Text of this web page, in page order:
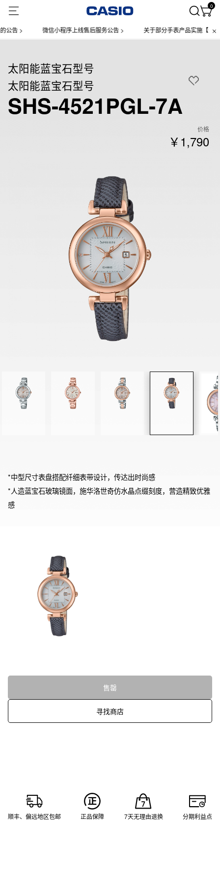
0
告 > 微信小程序上线售后服务公告 > 关于部分手表产品实施【一物
太阳能蓝宝石型号
太阳能蓝宝石型号
SHS-4521PGL-7A
价格
￥1,790
*中型尺寸表盘搭配纤细表带设计，传达出时尚感
*人造蓝宝石玻璃镜面，施华洛世奇仿水晶点缀刻度，营造精致优雅
感
售罄
寻找商店
顺丰、偏远地区包邮 正品保障 7天无理由退换 分期利益点